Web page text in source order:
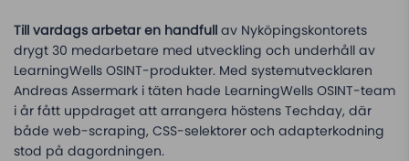
Till vardags arbetar en handfull av Nyköpingskontorets
drygt 30 medarbetare med utveckling och underhåll av
LearningWells OSINT-produkter. Med systemutvecklaren
Andreas Assermark i täten hade LearningWells OSINT-team
i år fått uppdraget att arrangera höstens Techday, där
både web-scraping, CSS-selektorer och adapterkodning
stod på dagordningen.